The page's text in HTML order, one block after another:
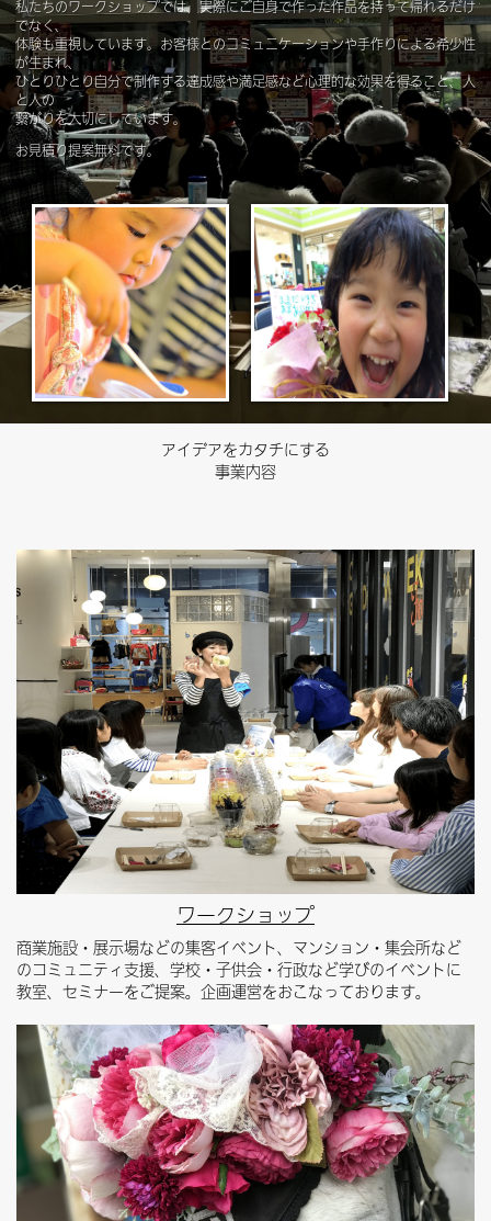
私たちのワークショップでは、実際にご自身で作った作品を持って帰れるだけ
でなく、
体験も重視しています。お客様とのコミュニケーションや手作りによる希少性
が生まれ、
ひとりひとり自分で制作する達成感や満足感など心理的な効果を得ること、人
と人の
繋がりを大切にしています。
お見積り提案無料です。
アイデアをカタチにする
事業内容
ワークショップ
商業施設・展示場などの集客イベント、マンション・集会所など
のコミュニティ支援、学校・子供会・行政など学びのイベントに
教室、セミナーをご提案。企画運営をおこなっております。